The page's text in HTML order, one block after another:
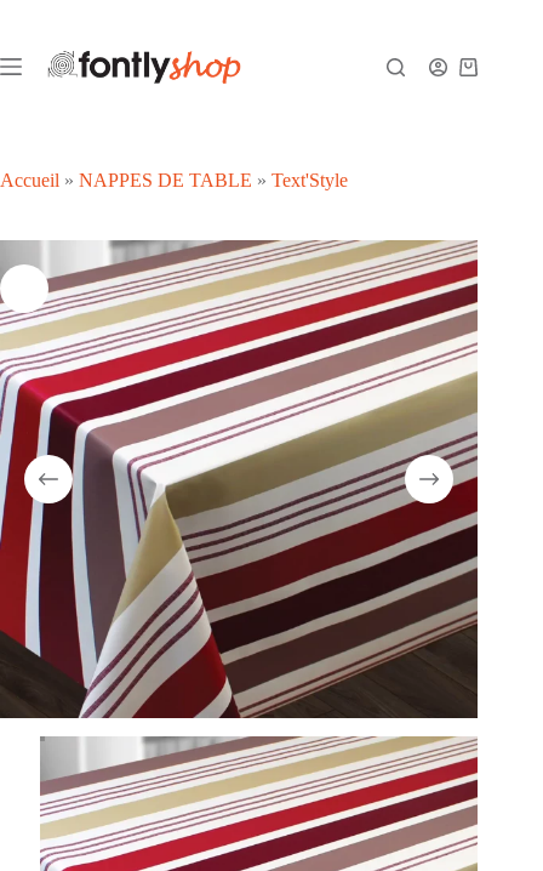
contenu
Panier
Accueil » NAPPES DE TABLE » Text'Style